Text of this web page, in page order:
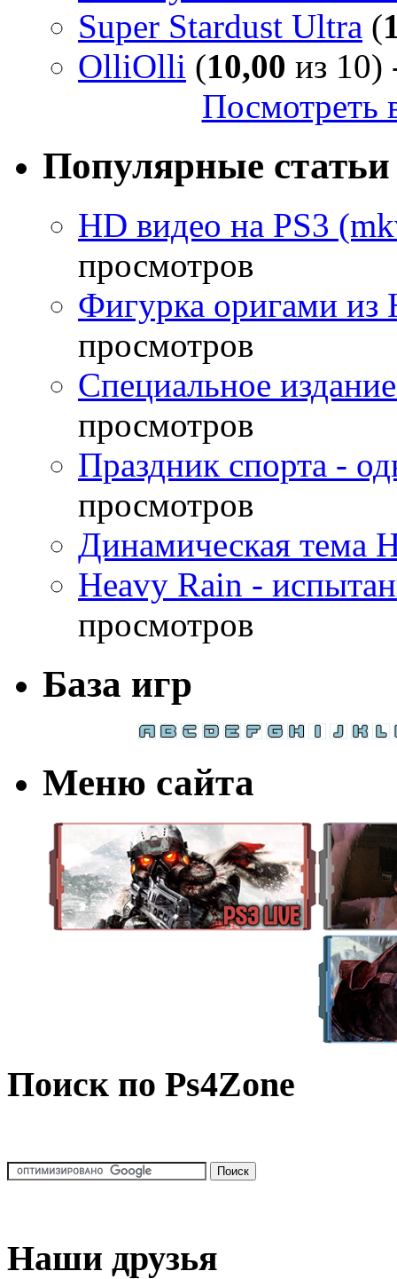
Super Stardust Ultra (
OlliOlli (10,00 из 10)
Посмотреть
Популярные статьи
HD видео на PS3
просмотров
Фигурка оригами из
просмотров
Специальное
просмотров
Праздник спорта -
просмотров
Динамическая тема
Heavy Rain -
просмотров
База игр
Меню сайта
Поиск по Ps4Zone
Наши друзья